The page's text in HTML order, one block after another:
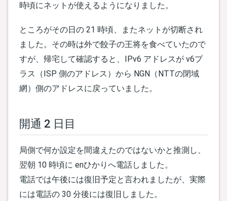
時頃にネットが使えるようになりました。
ところがその日の 21 時頃、またネットが切断され
ました。その時は外で餃子の王将を食べていたので
すが、帰宅して確認すると、IPv6 アドレスが v6プ
ラス（ISP 側のアドレス）から NGN（NTTの閉域
網）側のアドレスに戻っていました。
開通 2 日目
局側で何か設定を間違えたのではないかと推測し、
翌朝 10 時頃に enひかりへ電話しました。
電話では午後には復旧予定と言われましたが、実際
には電話の 30 分後には復旧しました。